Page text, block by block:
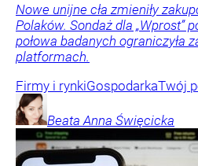
Nowe unijne cła zmieniły
Polaków. Sondaż dla „Wprost”
połowa badanych ograniczyła
platformach.
Firmy i rynkiGospodarkaTwój
Beata Anna Święcicka